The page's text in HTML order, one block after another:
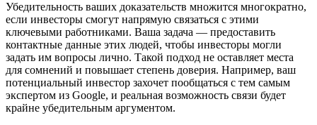
Убедительность ваших доказательств множится многократно,
если инвесторы смогут напрямую связаться с этими
ключевыми работниками. Ваша задача — предоставить
контактные данные этих людей, чтобы инвесторы могли
задать им вопросы лично. Такой подход не оставляет места
для сомнений и повышает степень доверия. Например, ваш
потенциальный инвестор захочет пообщаться с тем самым
экспертом из Google, и реальная возможность связи будет
крайне убедительным аргументом.